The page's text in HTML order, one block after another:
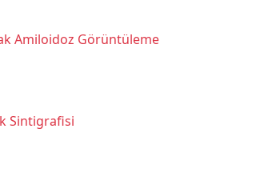
Amiloidoz Görüntüleme
Sintigrafisi